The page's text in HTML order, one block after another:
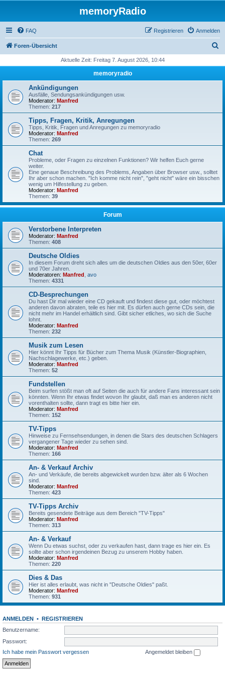
memoryRadio
FAQ Anmelden
Registrieren
Foren-Übersicht
h
Aktuelle Zeit: Freitag 7. August 2026, 10:44
memoryradio
Ankündigungen
Ausfälle, Sendungsankündigungen usw.
Moderator: Manfred
Themen: 217
Tipps, Fragen, Kritik, Anregungen
Tipps, Kritik, Fragen und Anregungen zu memoryradio
Moderator: Manfred
Themen: 269
Chat
Probleme, oder Fragen zu einzelnen Funktionen? Wir helfen Euch gerne
weiter.
Eine genaue Beschreibung des Problems, Angaben über Browser usw., solltet
Ihr aber schon machen. "Ich komme nicht rein", "geht nicht" wäre ein bisschen
wenig um Hilfestellung zu geben.
Moderator: Manfred
Themen: 39
Forum
Verstorbene Interpreten
Moderator: Manfred
Themen: 408
Deutsche Oldies
In diesem Forum dreht sich alles um die deutschen Oldies aus den 50er, 60er
und 70er Jahren.
Moderatoren: Manfred avo
Themen: 4331
CD-Besprechungen
Du hast Dir mal wieder eine CD gekauft und findest diese gut, oder möchtest
anderen davon abraten, teile es hier mit. Es dürfen auch gerne CDs sein, die
nicht mehr im Handel erhältlich sind. Gibt sicher etliches, wo sich die Suche
lohnt.
Moderator: Manfred
Themen: 232
Musik zum Lesen
Hier könnt Ihr Tipps für Bücher zum Thema Musik (Künstler-Biographien,
Nachschlagewerke, etc.) geben.
Moderator: Manfred
Themen: 52
Fundstellen
Beim surfen stößt man oft auf Seiten die auch für andere Fans interessant sein
könnten. Wenn Ihr etwas findet wovon Ihr glaubt, daß man es anderen nicht
vorenthalten sollte, dann tragt es bitte hier ein.
Moderator: Manfred
Themen: 152
TV-Tipps
Hinweise zu Fernsehsendungen, in denen die Stars des deutschen Schlagers
vergangener Tage wieder zu sehen sind.
Moderator: Manfred
Themen: 166
An- & Verkauf Archiv
An- und Verkäufe, die bereits abgewickelt wurden bzw. älter als 6 Wochen
sind.
Moderator: Manfred
Themen: 423
TV-Tipps Archiv
Bereits gesendete Beiträge aus dem Bereich "TV-Tipps"
Moderator: Manfred
Themen: 313
An- & Verkauf
Wenn Du etwas suchst, oder zu verkaufen hast, dann trage es hier ein. Es
sollte aber schon irgendeinen Bezug zu unserem Hobby haben.
Moderator: Manfred
Themen: 220
Dies & Das
Hier ist alles erlaubt, was nicht in "Deutsche Oldies" paßt.
Moderator: Manfred
Themen: 931
ANMELDEN • REGISTRIEREN
Benutzername:
Passwort:
Ich habe mein Passwort vergessen
Angemeldet bleiben